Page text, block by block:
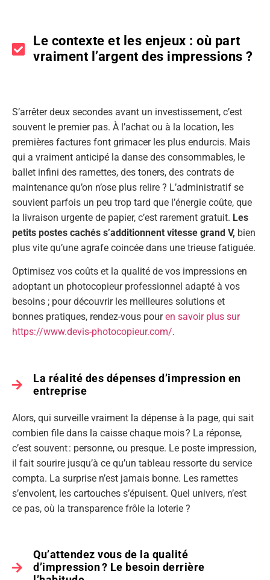
Le contexte et les enjeux : où part
vraiment l’argent des impressions ?
S’arrêter deux secondes avant un investissement, c’est
souvent le premier pas. À l’achat ou à la location, les
premières factures font grimacer les plus endurcis. Mais
qui a vraiment anticipé la danse des consommables, le
ballet infini des ramettes, des toners, des contrats de
maintenance qu’on n’ose plus relire ? L’administratif se
souvient parfois un peu trop tard que l’énergie coûte, que
la livraison urgente de papier, c’est rarement gratuit. Les
petits postes cachés s’additionnent vitesse grand V, bien
plus vite qu’une agrafe coincée dans une trieuse fatiguée.
Optimisez vos coûts et la qualité de vos impressions en
adoptant un photocopieur professionnel adapté à vos
besoins ; pour découvrir les meilleures solutions et
bonnes pratiques, rendez-vous pouren savoir plus sur
https://www.devis-photocopieur.com/.
La réalité des dépenses d’impression en
entreprise
Alors, qui surveille vraiment la dépense à la page, qui sait
combien file dans la caisse chaque mois ? La réponse,
c’est souvent : personne, ou presque. Le poste impression,
il fait sourire jusqu’à ce qu’un tableau ressorte du service
compta. La surprise n’est jamais bonne. Les ramettes
s’envolent, les cartouches s’épuisent. Quel univers, n’est
ce pas, où la transparence frôle la loterie ?
Qu’attendez vous de la qualité
d’impression ? Le besoin derrière